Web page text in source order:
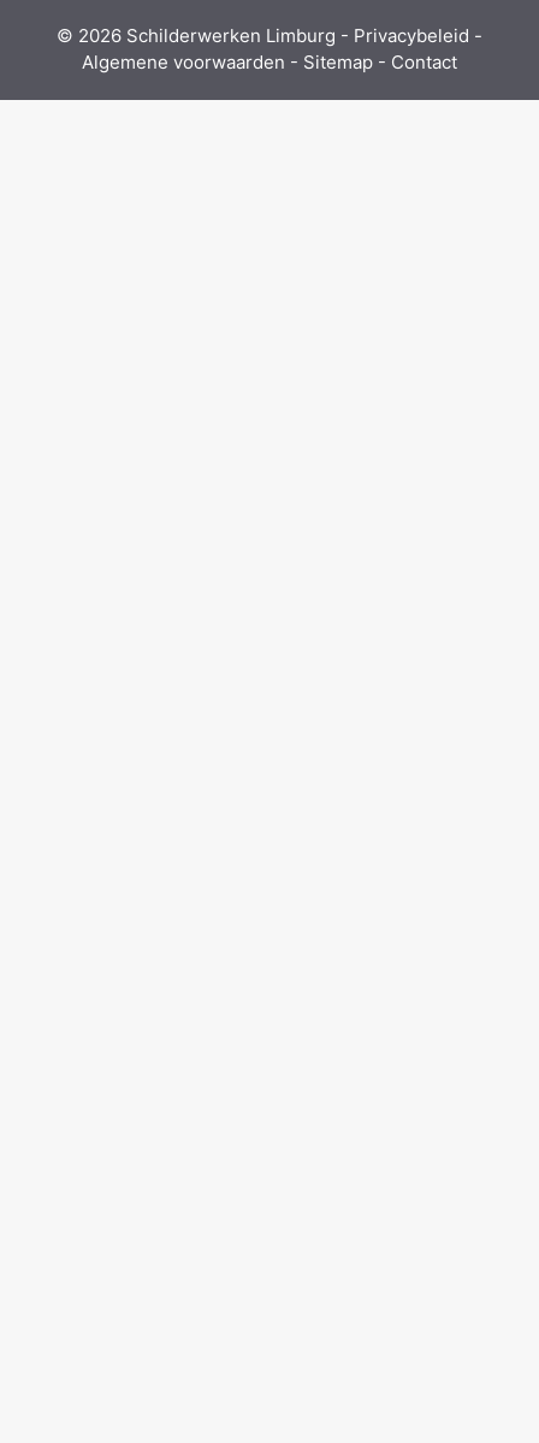
© 2026 Schilderwerken Limburg - Privacybeleid -
Algemene voorwaarden - Sitemap - Contact